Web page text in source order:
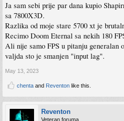
Ja sam sebi prije par dana kupio
sa 7800X3D.
Razlika od moje stare 5700 xt je
Recimo Doom Eternal sa nekih 180
Ali nije samo FPS u pitanju generalan
valjda sto je smanjen "input lag".
May 13, 2023
chenta and Reventon like this.
Reventon
Veteran foruma